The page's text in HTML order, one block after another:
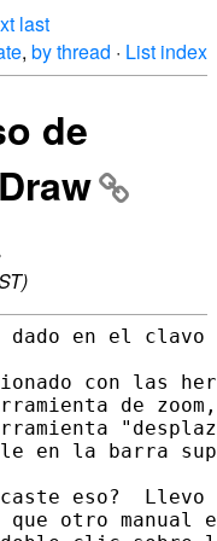
last
, by thread · List index
de
dado en el
con las
de
en la barra
eso?
que otro